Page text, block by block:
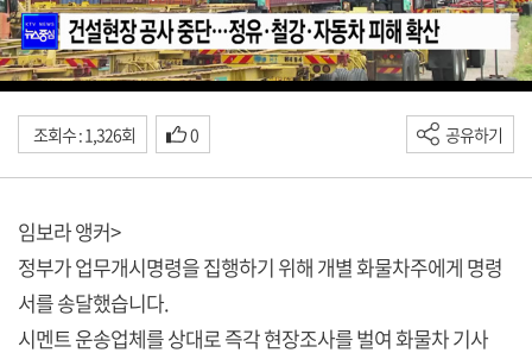
조회수 : 1,326회 0 공유하기
임보라 앵커>
정부가 업무개시명령을 집행하기 위해 개별 화물차주에게 명령
서를 송달했습니다.
시멘트 운송업체를 상대로 즉각 현장조사를 벌여 화물차 기사